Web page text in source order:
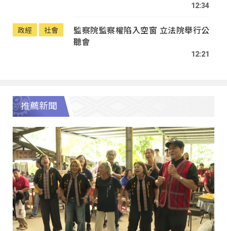
12:34
政經 社會
監察院監察權陷入空窗 立法院舉行公
聽會
12:21
推薦新聞